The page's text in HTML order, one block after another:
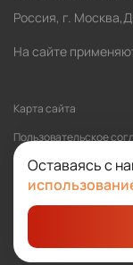
Оставаясь с
Россия, г.
На сайте
Карта сайта
Политика обработки
Пользовательское